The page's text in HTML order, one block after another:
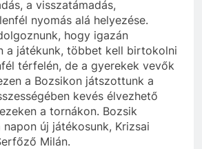
a visszatámadás,
nyomás alá helyezése.
hogy igazán
a játékunk, többet kell birtokolni
térfelén, de a gyerekek vevők
a Bozsikon játszottunk a
kevés élvezhető
a tornákon. Bozsik
új játékosunk, Krizsai
Milán.